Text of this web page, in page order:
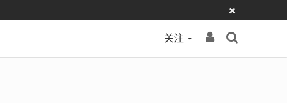
关注